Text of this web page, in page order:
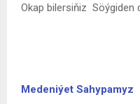
Okap bilersiňiz Söýgiden
Medeniýet Sahypamyz